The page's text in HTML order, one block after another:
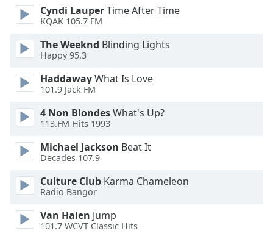
Edge
Style
Font
Done
Modal
Dialog
dialog
Cyndi LauperTime After Time
KQAK 105.7 FM
The Weeknd Blinding Lights
Happy 95.3
HaddawayWhat Is Love
101.9 Jack FM
4 Non BlondesWhat's Up?
113.FM Hits 1993
Michael Jackson Beat It
Decades 107.9
Culture Club Karma Chameleon
Radio Bangor
Van Halen Jump
101.7 WCVT Classic Hits